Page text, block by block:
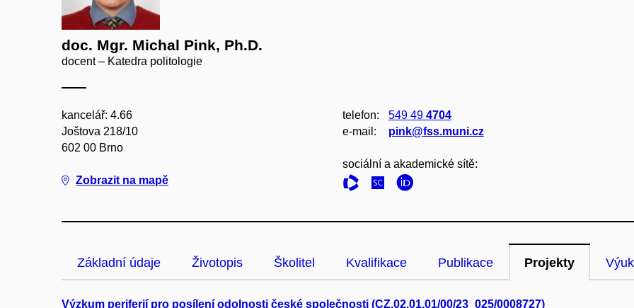
doc. Mgr. Michal Pink, Ph.D.
docent – Katedra politologie
kancelář: 4.66
Joštova 218/10
602 00 Brno
Zobrazit na mapě
telefon: 549 49 4704
e‑mail:
pink@fss.muni.cz
sociální a akademické sítě:
Základní údaje Životopis Školitel Kvalifikace Publikace Projekty
Výzkum periferií pro posílení odolnosti české společnosti (CZ.02.01.01/00/23_025/0008727)